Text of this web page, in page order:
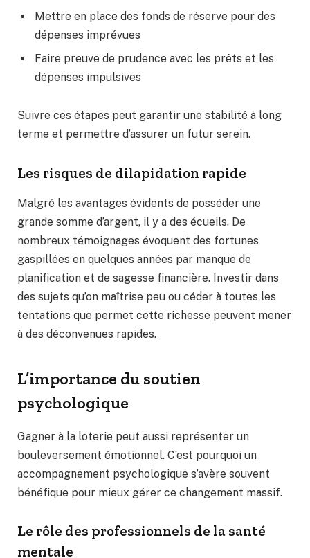
Mettre en place des fonds de réserve pour des
dépenses imprévues
Faire preuve de prudence avec les prêts et les
dépenses impulsives
Suivre ces étapes peut garantir une stabilité à long
terme et permettre d’assurer un futur serein.
Les risques de dilapidation rapide
Malgré les avantages évidents de posséder une
grande somme d’argent, il y a des écueils. De
nombreux témoignages évoquent des fortunes
gaspillées en quelques années par manque de
planification et de sagesse financière. Investir dans
des sujets qu’on maîtrise peu ou céder à toutes les
tentations que permet cette richesse peuvent mener
à des déconvenues rapides.
L’importance du soutien
psychologique
Gagner à la loterie peut aussi représenter un
bouleversement émotionnel. C’est pourquoi un
accompagnement psychologique s’avère souvent
bénéfique pour mieux gérer ce changement massif.
Le rôle des professionnels de la santé
mentale